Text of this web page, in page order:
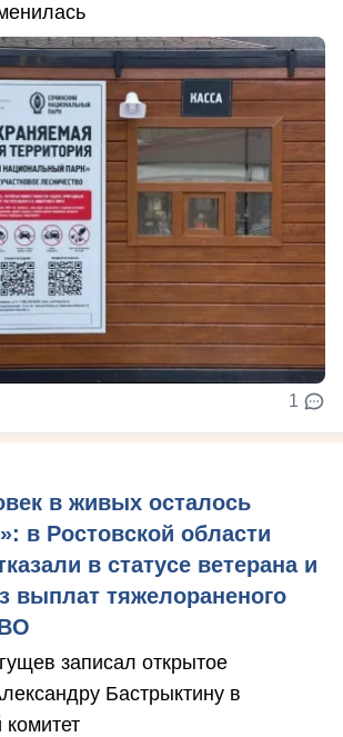
1
в живых осталось
в Ростовской области
в статусе ветерана и
выплат тяжелораненого
записал открытое
Бастрыктину в